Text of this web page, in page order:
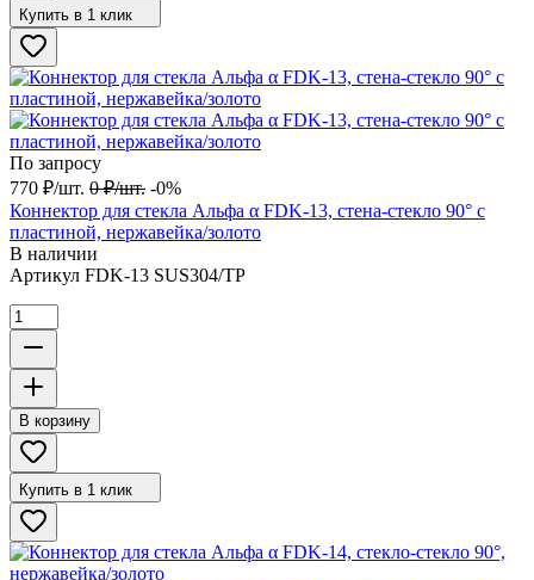
Купить в 1 клик
По запросу
770 ₽/шт. 0 ₽/шт. -0%
Коннектор для стекла Альфа α FDK-13, стена-стекло 90° с
пластиной, нержавейка/золото
В наличии
Артикул FDK-13 SUS304/TP
В корзину
Купить в 1 клик